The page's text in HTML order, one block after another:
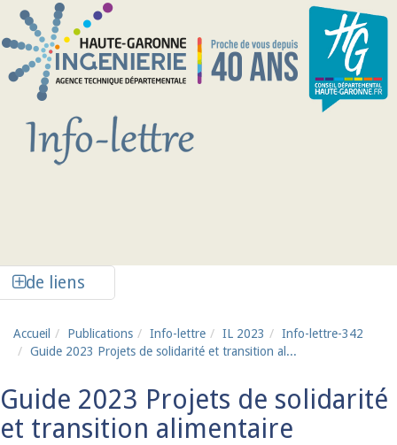
Aller au contenu principal
de liens
Accueil Publications Info-lettre IL 2023
Info-lettre-342
Guide 2023 Projets de solidarité et transition al...
Guide 2023 Projets de solidarité
et transition alimentaire